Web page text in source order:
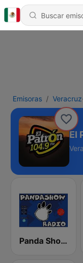
Emisoras
El
Panda Show Radio